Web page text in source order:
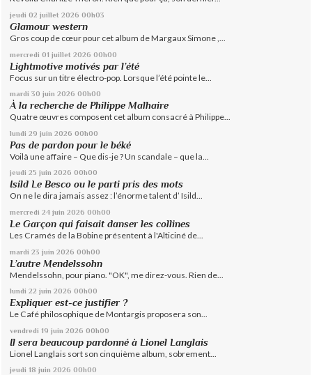
jeudi 02 juillet 2026 00h03
Glamour western
Gros coup de cœur pour cet album de Margaux Simone ,...
mercredi 01 juillet 2026 00h00
Lightmotive motivés par l’été
Focus sur un titre électro-pop. Lorsque l’été pointe le...
mardi 30 juin 2026 00h00
À la recherche de Philippe Malhaire
Quatre œuvres composent cet album consacré à Philippe...
lundi 29 juin 2026 00h00
Pas de pardon pour le béké
Voilà une affaire – Que dis-je ? Un scandale – que la...
jeudi 25 juin 2026 00h00
Isild Le Besco ou le parti pris des mots
On ne le dira jamais assez : l’énorme talent d’ Isild...
mercredi 24 juin 2026 00h00
Le Garçon qui faisait danser les collines
Les Cramés de la Bobine présentent à l'Alticiné de...
mardi 23 juin 2026 00h00
L’autre Mendelssohn
Mendelssohn, pour piano. "OK", me direz-vous. Rien de...
lundi 22 juin 2026 00h00
Expliquer est-ce justifier ?
Le Café philosophique de Montargis proposera son...
vendredi 19 juin 2026 00h00
Il sera beaucoup pardonné à Lionel Langlais
Lionel Langlais sort son cinquième album, sobrement...
jeudi 18 juin 2026 00h00